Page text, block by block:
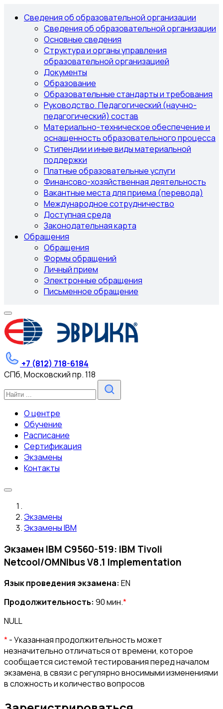
Сведения об образовательной организации
Сведения об образовательной организации
Основные сведения
Структура и органы управления
образовательной организацией
Документы
Образование
Образовательные стандарты и требования
Руководство. Педагогический (научно-
педагогический) состав
Материально-техническое обеспечение и
оснащенность образовательного процесса
Стипендии и иные виды материальной
поддержки
Платные образовательные услуги
Финансово-хозяйственная деятельность
Вакантные места для приема (перевода)
Международное сотрудничество
Доступная среда
Законодательная карта
Обращения
Обращения
Формы обращений
Личный прием
Электронные обращения
Письменное обращение
+7 (812) 718-6184
СПб, Московский пр. 118
О центре
Обучение
Расписание
Сертификация
Экзамены
Контакты
Экзамены
Экзамены IBM
Экзамен IBM C9560-519: IBM Tivoli
Netcool/OMNIbus V8.1 Implementation
Язык проведения экзамена: EN
Продолжительность: 90 мин.*
NULL
*- Указанная продолжительность может
незначительно отличаться от времени, которое
сообщается системой тестирования перед началом
экзамена, в связи с регулярно вносимыми изменениями
в сложность и количество вопросов